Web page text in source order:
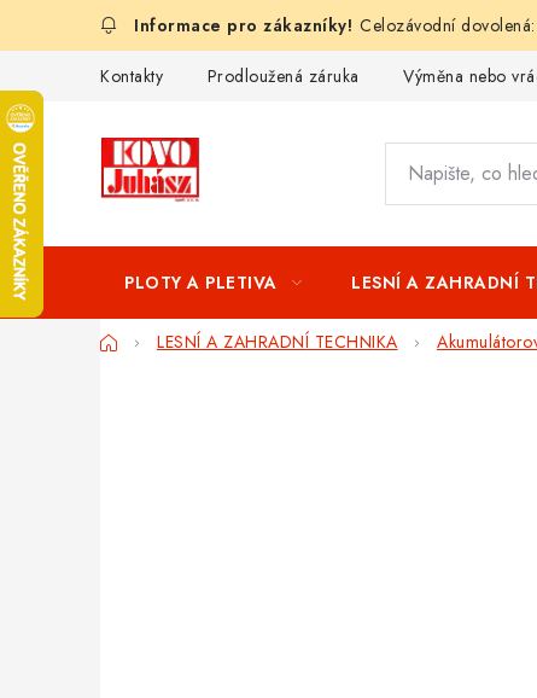
Celozávodní
Kontakty Prodloužená záruka Výměna nebo
PLOTY A PLETIVA LESNÍ A ZAHRADNÍ
DomůLESNÍ A ZAHRADNÍ TECHNIKA